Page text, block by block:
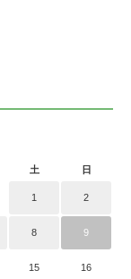
土 日
1 2
8 9
15 16